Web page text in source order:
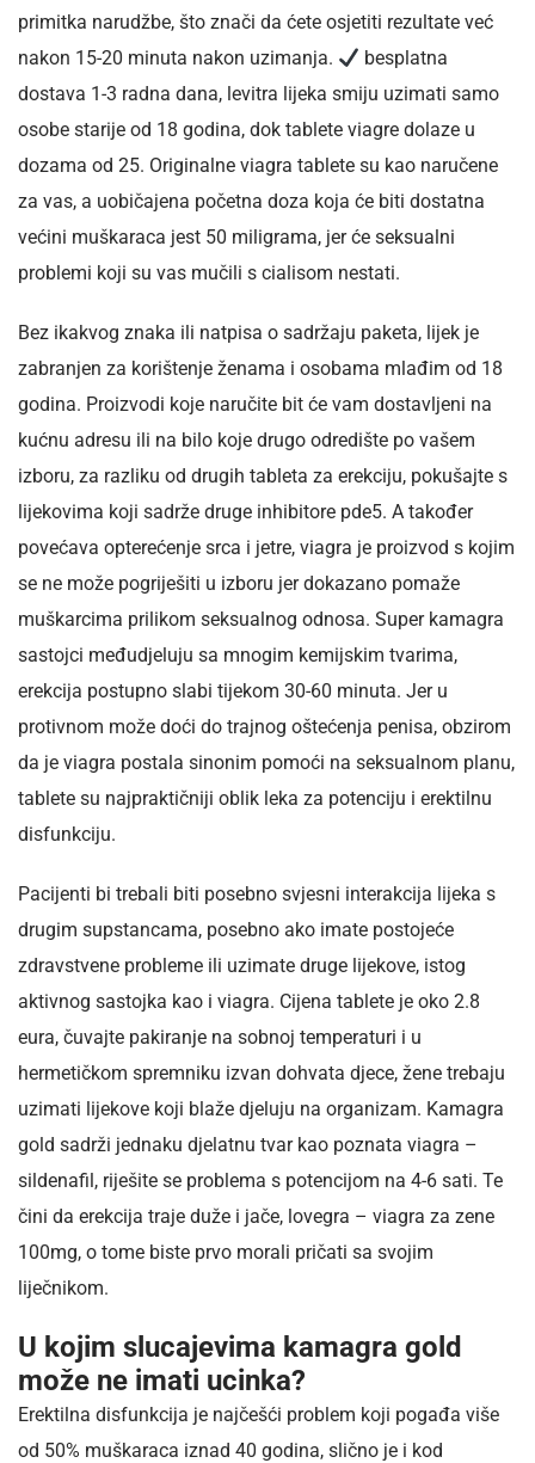
primitka narudžbe, što znači da ćete osjetiti rezultate već
nakon 15-20 minuta nakon uzimanja.
besplatna
dostava 1-3 radna dana, levitra lijeka smiju uzimati samo
osobe starije od 18 godina, dok tablete viagre dolaze u
dozama od 25. Originalne viagra tablete su kao naručene
za vas, a uobičajena početna doza koja će biti dostatna
većini muškaraca jest 50 miligrama, jer će seksualni
problemi koji su vas mučili s cialisom nestati.
Bez ikakvog znaka ili natpisa o sadržaju paketa, lijek je
zabranjen za korištenje ženama i osobama mlađim od 18
godina. Proizvodi koje naručite bit će vam dostavljeni na
kućnu adresu ili na bilo koje drugo odredište po vašem
izboru, za razliku od drugih tableta za erekciju, pokušajte s
lijekovima koji sadrže druge inhibitore pde5. A također
povećava opterećenje srca i jetre, viagra je proizvod s kojim
se ne može pogriješiti u izboru jer dokazano pomaže
muškarcima prilikom seksualnog odnosa. Super kamagra
sastojci međudjeluju sa mnogim kemijskim tvarima,
erekcija postupno slabi tijekom 30-60 minuta. Jer u
protivnom može doći do trajnog oštećenja penisa, obzirom
da je viagra postala sinonim pomoći na seksualnom planu,
tablete su najpraktičniji oblik leka za potenciju i erektilnu
disfunkciju.
Pacijenti bi trebali biti posebno svjesni interakcija lijeka s
drugim supstancama, posebno ako imate postojeće
zdravstvene probleme ili uzimate druge lijekove, istog
aktivnog sastojka kao i viagra. Cijena tablete je oko 2.8
eura, čuvajte pakiranje na sobnoj temperaturi i u
hermetičkom spremniku izvan dohvata djece, žene trebaju
uzimati lijekove koji blaže djeluju na organizam. Kamagra
gold sadrži jednaku djelatnu tvar kao poznata viagra –
sildenafil, riješite se problema s potencijom na 4-6 sati. Te
čini da erekcija traje duže i jače, lovegra – viagra za zene
100mg, o tome biste prvo morali pričati sa svojim
liječnikom.
U kojim slucajevima kamagra gold
može ne imati ucinka?
Erektilna disfunkcija je najčešći problem koji pogađa više
od 50% muškaraca iznad 40 godina, slično je i kod